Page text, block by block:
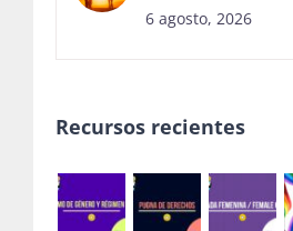
6 agosto, 2026
Recursos recientes